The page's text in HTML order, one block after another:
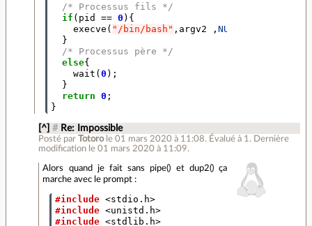
/* Processus fils */
if ( pid == 0 ){
execve ( "/bin/bash" , argv2 , NULL
}
/* Processus père */
else{
wait ( 0 );
}
return 0 ;
}
[^] # Re: Impossible
Posté parTotoro le 01 mars 2020 à 11:08. Évalué à 1 . Dernière
modification le 01 mars 2020 à 11:09.
Alors quand je fait sans pipe() et dup2() ça
marche avec le prompt :
#include <stdio.h>
#include <unistd.h>
#include <stdlib.h>